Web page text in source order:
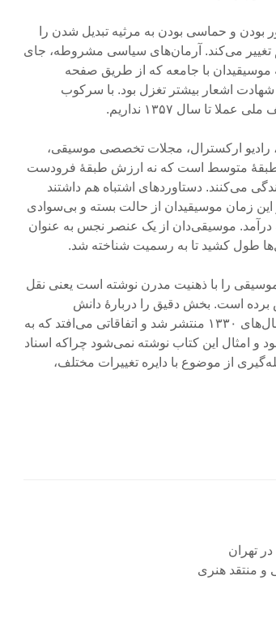
و حماسی بودن به مرثیه تبدیل شدن را
می‌کند. آرمان‌های سیاسی مشروطه، جای
موسیقیدان با جامعه که از طریق صفحه
اشعار بیشتر تغزل بود. با سرکوب
تا سال ۱۳۵۷ نداریم.
رادیو ارکسترال، مجلات تخصصی موسیقی،
متوسط است که نه ارزش طبقۀ فرودست
می‌کنند. دستاوردهای اشتباه هم داشتند
زمان موسیقیدان از حالت بسته و بی‌سوادی
موسیقی‌دان از یک عنصر نجس به عنوان
طول کشید تا به رسمیت شناخته شد.
را با ذهنیت مدرن نوشته است یعنی نقل
برده است. بخش دقیق را دربارۀ دانش
آموختگان موسیقی نوشته است. این کار حدود سال‌های ۱۳۳۰ منتشر شد و اتفاقاتی می‌افتد که به
و امثال این کتاب نوشته نمی‌شود چراکه اسناد
از موضوع با دایره تغییرات مختلف،
و منتقد هنری